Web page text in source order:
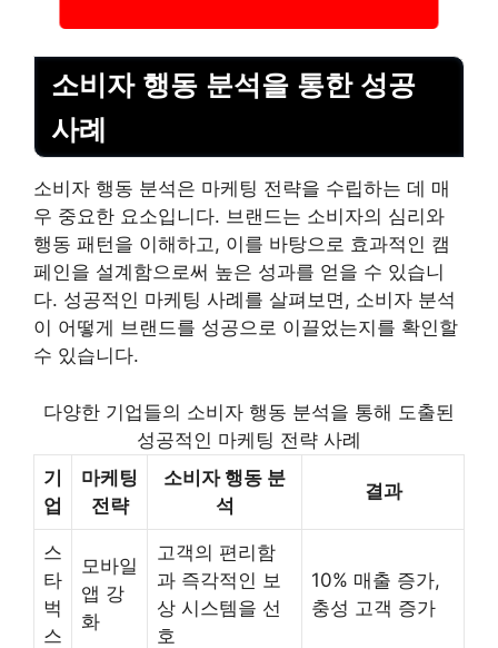
소비자 행동 분석을 통한 성공
사례
소비자 행동 분석은 마케팅 전략을 수립하는 데 매
우 중요한 요소입니다. 브랜드는 소비자의 심리와
행동 패턴을 이해하고, 이를 바탕으로 효과적인 캠
페인을 설계함으로써 높은 성과를 얻을 수 있습니
다. 성공적인 마케팅 사례를 살펴보면, 소비자 분석
이 어떻게 브랜드를 성공으로 이끌었는지를 확인할
수 있습니다.
다양한 기업들의 소비자 행동 분석을 통해 도출된
성공적인 마케팅 전략 사례
기
업
마케팅
전략
소비자 행동 분
석
결과
스
타
벅
스
모바일
앱 강
화
고객의 편리함
과 즉각적인 보
상 시스템을 선
호
10% 매출 증가,
충성 고객 증가